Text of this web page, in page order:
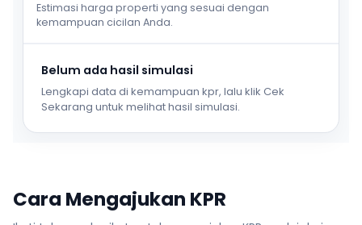
Estimasi harga properti yang sesuai dengan
kemampuan cicilan Anda.
Belum ada hasil simulasi
Lengkapi data di kemampuan kpr, lalu klik Cek
Sekarang untuk melihat hasil simulasi.
Cara Mengajukan KPR